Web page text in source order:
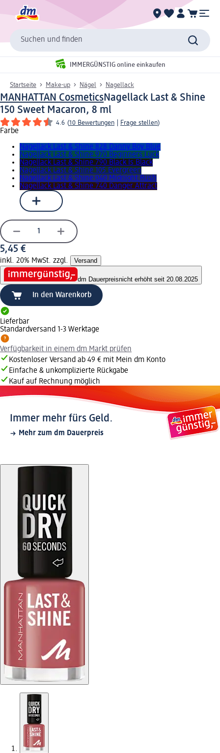
Suchen und finden
IMMERGÜNSTIG online einkaufen
Startseite Make-up Nägel Nagellack
MANHATTAN CosmeticsNagellack Last & Shine
150 Sweet Macaron, 8 ml
4.6 (10 Bewertungen Frage stellen)
Farbe
Nagellack Last & Shine 828 Danny Boy Blue
Nagellack Last & Shine 970 Beginners Luck
Nagellack Last & Shine 790 Black Is Black
Nagellack Last & Shine 105 Evergreen
Nagellack Last & Shine 040 Midnight Rush
Nagellack Last & Shine 740 Danger Attract
5,45 €
inkl. 20% MwSt. zzgl. Versand
dm Dauerpreisnicht erhöht seit 20.08.2025
In den Warenkorb
Lieferbar
Standardversand 1-3 Werktage
Verfügbarkeit in einem dm Markt prüfen
Kostenloser Versand ab 49 € mit Mein dm Konto
Einfache & unkomplizierte Rückgabe
Kauf auf Rechnung möglich
Immer mehr fürs Geld.
Mehr zum dm Dauerpreis